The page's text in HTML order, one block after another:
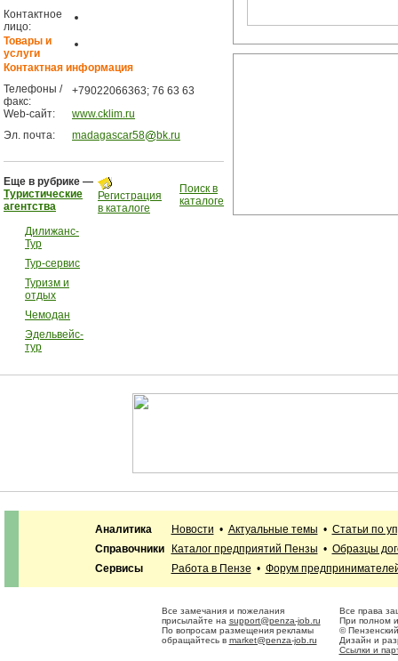
Контактное
лицо:
Товары и
услуги
Контактная информация
Телефоны /
факс:
+79022066363; 76 63 63
Web-сайт:
www.cklim.ru
Эл. почта:
madagascar58 bk.ru
Еще в рубрике —
Туристические
агентства
Дилижанс-
Тур
Тур-сервис
Туризм и
отдых
Чемодан
Эдельвейс-
тур
Регистрация
в каталоге
Поиск в
каталоге
Аналитика Новости • Актуальные темы • Статьи по
Справочники
Каталог предприятий Пензы • Образцы
Сервисы
Работа в Пензе • Форум
Все замечания и пожелания
присылайте на support@penza-job.ru
По вопросам размещения рекламы
обращайтесь в market@penza-job.ru
Все права
При полном
©
Дизайн и
Ссылки и